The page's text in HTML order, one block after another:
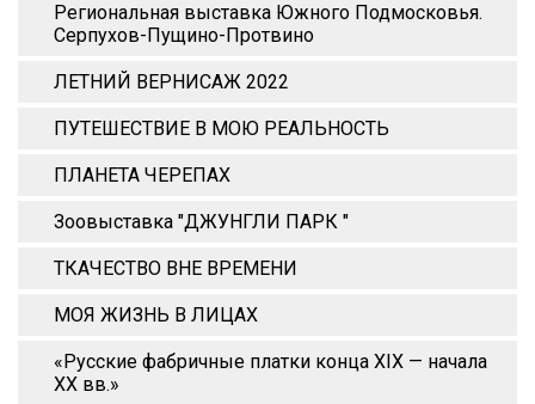
Региональная выставка Южного Подмосковья.
Серпухов-Пущино-Протвино
ЛЕТНИЙ ВЕРНИСАЖ 2022
ПУТЕШЕСТВИЕ В МОЮ РЕАЛЬНОСТЬ
ПЛАНЕТА ЧЕРЕПАХ
Зоовыставка "ДЖУНГЛИ ПАРК "
ТКАЧЕСТВО ВНЕ ВРЕМЕНИ
МОЯ ЖИЗНЬ В ЛИЦАХ
«Русские фабричные платки конца XIX — начала
XX вв.»